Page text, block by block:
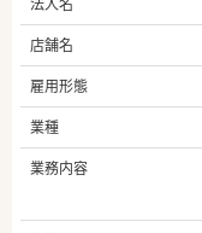
店舗名
雇用形態
業種
業務内容